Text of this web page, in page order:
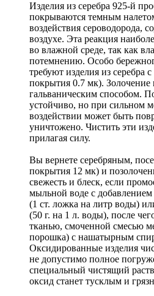
Изделия из серебра 925-й
покрываются темным
воздействия сероводорода,
воздухе. Эта реакция
во влажной среде, так как
потемнению. Особо
требуют изделия из серебра
покрытия 0.7 мк). Золочение
гальваническим способом.
устойчиво, но при сильном
воздействии может быть
уничтожено. Чистить эти
прилагая силу.
Вы вернете серебряным,
покрытия 12 мк) и
свежесть и блеск, если
мыльной воде с
(1 ст. ложка на литр воды)
(50 г. на 1 л. воды), после
тканью, смоченной смесью
порошка) с нашатырным
Оксидированные изделия
не допустимо полное
специальный чистящий
оксид станет тусклым и